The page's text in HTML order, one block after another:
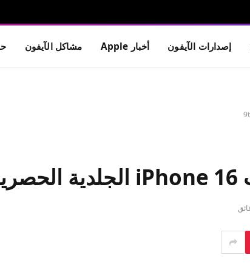
إصدارات الآيفون أخبار Apple مشاكل الآيفون